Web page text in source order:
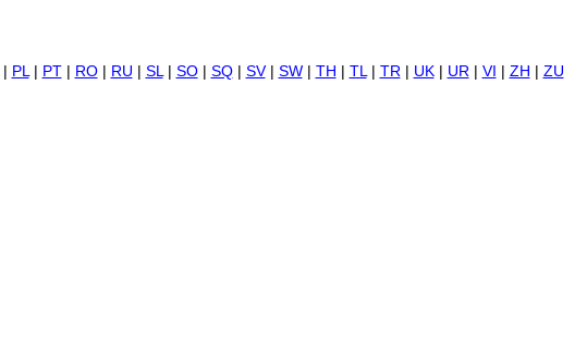
PL| PT| RO| RU SL| SO| SQ| SV| SW| TH TL| TR| UK| UR| VI ZH ZU